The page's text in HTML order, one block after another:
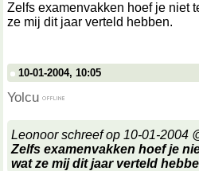
Zelfs examenvakken hoef je niet
ze mij dit jaar verteld hebben.
10-01-2004, 10:05
Yolcu
Leonoor schreef op 10-01-2004
Zelfs examenvakken hoef je
wat ze mij dit jaar verteld